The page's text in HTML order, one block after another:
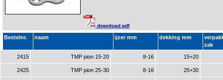
download pdf
Bestelnr. naam ijzer mm dekking mm
zak
2415
TMP pion 15-20 8-16 15+20
2425 TMP pion 25-30 8-16 25+30